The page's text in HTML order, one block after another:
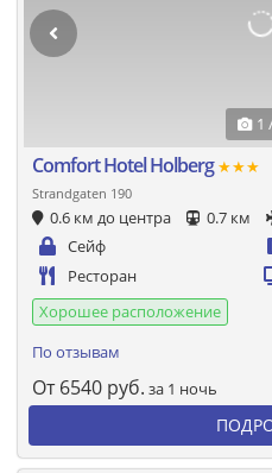
1
Comfort Hotel Holberg★★★
Strandgaten 190
0.6 км до центра 0.7 км
Сейф
Ресторан
Хорошее расположение
По отзывам
От 6540 руб. за 1 ночь